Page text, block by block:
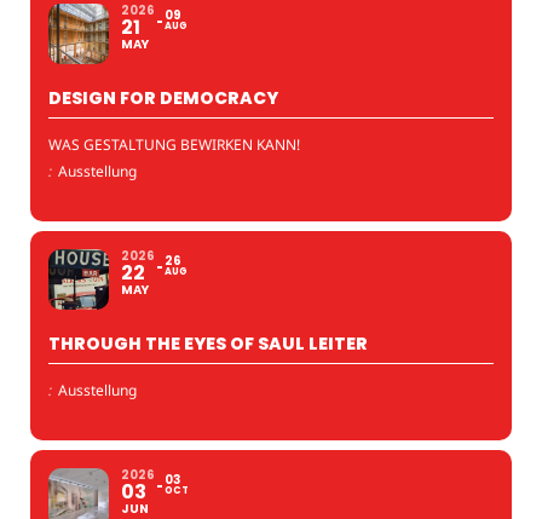
2026
21
MAY
09
AUG
DESIGN FOR DEMOCRACY
WAS GESTALTUNG BEWIRKEN KANN!
: Ausstellung
2026
22
MAY
26
AUG
THROUGH THE EYES OF SAUL LEITER
: Ausstellung
2026
03
JUN
03
OCT